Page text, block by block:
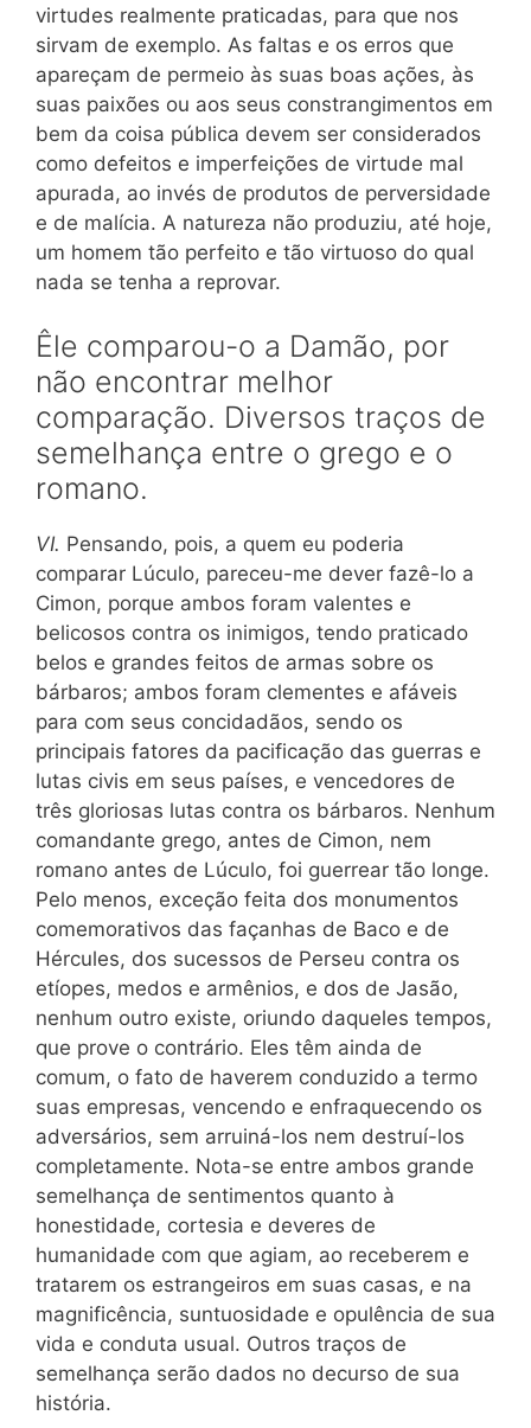
virtudes realmente praticadas, para que nos
sirvam de exemplo. As faltas e os erros que
apareçam de permeio às suas boas ações, às
suas paixões ou aos seus constrangimentos em
bem da coisa pública devem ser considerados
como defeitos e imperfeições de virtude mal
apurada, ao invés de produtos de perversidade
e de malícia. A natureza não produziu, até hoje,
um homem tão perfeito e tão virtuoso do qual
nada se tenha a reprovar.
Êle comparou-o a Damão, por
não encontrar melhor
comparação. Diversos traços de
semelhança entre o grego e o
romano.
VI. Pensando, pois, a quem eu poderia
comparar Lúculo, pareceu-me dever fazê-lo a
Cimon, porque ambos foram valentes e
belicosos contra os inimigos, tendo praticado
belos e grandes feitos de armas sobre os
bárbaros; ambos foram clementes e afáveis
para com seus concidadãos, sendo os
principais fatores da pacificação das guerras e
lutas civis em seus países, e vencedores de
três gloriosas lutas contra os bárbaros. Nenhum
comandante grego, antes de Cimon, nem
romano antes de Lúculo, foi guerrear tão longe.
Pelo menos, exceção feita dos monumentos
comemorativos das façanhas de Baco e de
Hércules, dos sucessos de Perseu contra os
etíopes, medos e armênios, e dos de Jasão,
nenhum outro existe, oriundo daqueles tempos,
que prove o contrário. Eles têm ainda de
comum, o fato de haverem conduzido a termo
suas empresas, vencendo e enfraquecendo os
adversários, sem arruiná-los nem destruí-los
completamente. Nota-se entre ambos grande
semelhança de sentimentos quanto à
honestidade, cortesia e deveres de
humanidade com que agiam, ao receberem e
tratarem os estrangeiros em suas casas, e na
magnificência, suntuosidade e opulência de sua
vida e conduta usual. Outros traços de
semelhança serão dados no decurso de sua
história.